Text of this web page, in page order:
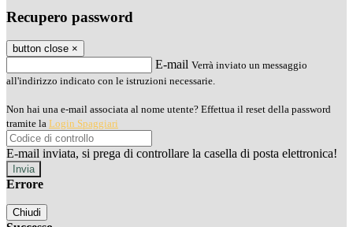
Recupero password
button close ×
E-mail Verrà inviato un messaggio
all'indirizzo indicato con le istruzioni necessarie.
Non hai una e-mail associata al nome utente? Effettua il reset della password
tramite la Login Spaggiari
E-mail inviata, si prega di controllare la casella di posta elettronica!
Errore
Chiudi